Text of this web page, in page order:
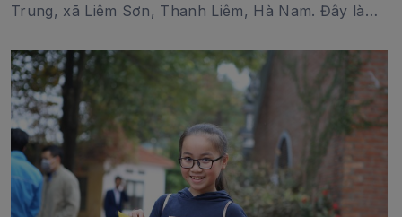
Trung, xã Liêm Sơn, Thanh Liêm, Hà Nam. Đây là